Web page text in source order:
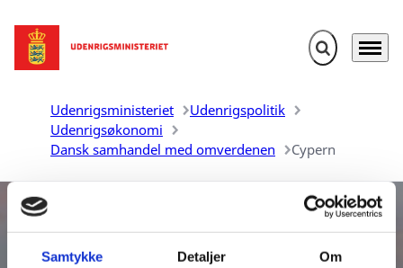
Samtykke Detaljer Om
Gå til forsiden Fold søgefelt
Menu
Udenrigsministeriet
Udenrigspolitik
Udenrigsøkonomi
Dansk samhandel med omverdenen
Cypern